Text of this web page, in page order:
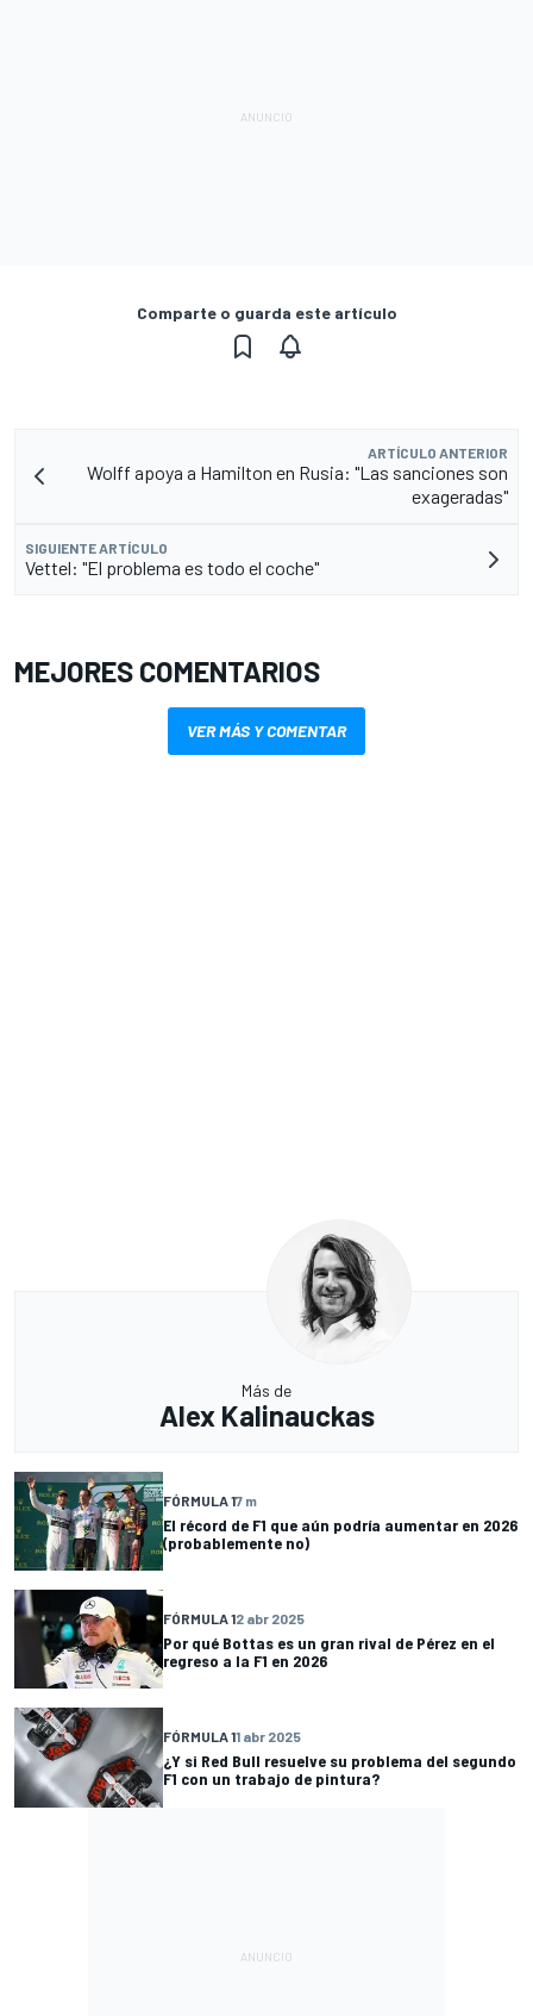
Comparte o guarda este artículo
ARTÍCULO ANTERIOR
Wolff apoya a Hamilton en Rusia: "Las sanciones son
exageradas"
SIGUIENTE ARTÍCULO
Vettel: "El problema es todo el coche"
MEJORES COMENTARIOS
VER MÁS Y COMENTAR
Más de
Alex Kalinauckas
FÓRMULA 17 m
El récord de F1 que aún podría aumentar en 2026
(probablemente no)
FÓRMULA 12 abr 2025
Por qué Bottas es un gran rival de Pérez en el
regreso a la F1 en 2026
FÓRMULA 11 abr 2025
¿Y si Red Bull resuelve su problema del segundo
F1 con un trabajo de pintura?